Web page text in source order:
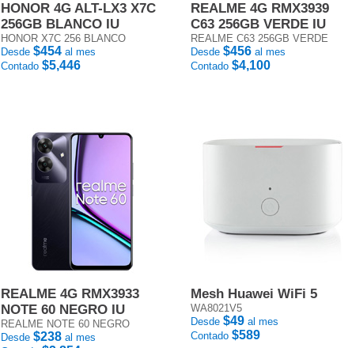
HONOR 4G ALT-LX3 X7C
256GB BLANCO IU
HONOR X7C 256 BLANCO
Desde $454 al mes
Contado $5,446
REALME 4G RMX3939
C63 256GB VERDE IU
REALME C63 256GB VERDE
Desde $456 al mes
Contado $4,100
REALME 4G RMX3933
NOTE 60 NEGRO IU
REALME NOTE 60 NEGRO
Desde $238 al mes
Mesh Huawei WiFi 5
WA8021V5
Desde $49 al mes
Contado $589